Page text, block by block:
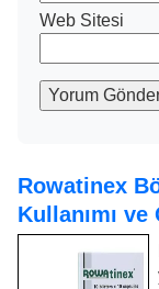
Web Sitesi
Yorum
Rowatinex
Kullanımı